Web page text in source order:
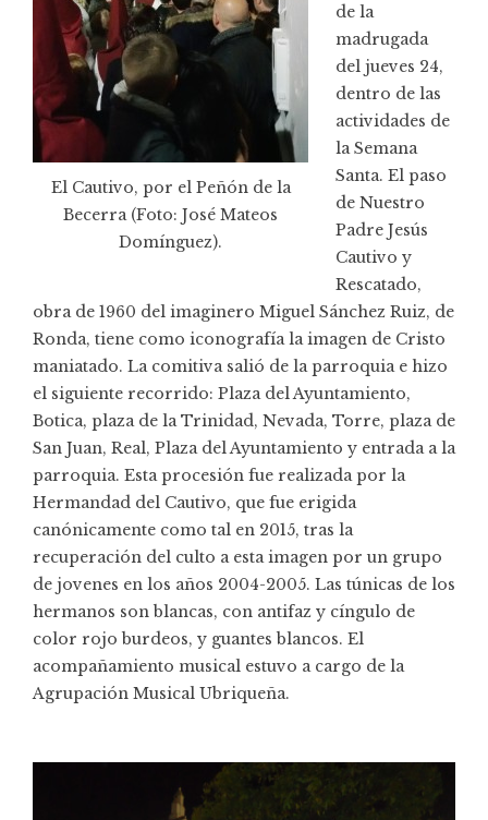
El Cautivo, por el Peñón de la
Becerra (Foto: José Mateos
Domínguez).
de la
madrugada
del jueves 24,
dentro de las
actividades de
la Semana
Santa. El paso
de Nuestro
Padre Jesús
Cautivo y
Rescatado,
obra de 1960 del imaginero Miguel Sánchez Ruiz, de
Ronda, tiene como iconografía la imagen de Cristo
maniatado. La comitiva salió de la parroquia e hizo
el siguiente recorrido: Plaza del Ayuntamiento,
Botica, plaza de la Trinidad, Nevada, Torre, plaza de
San Juan, Real, Plaza del Ayuntamiento y entrada a la
parroquia. Esta procesión fue realizada por la
Hermandad del Cautivo, que fue erigida
canónicamente como tal en 2015, tras la
recuperación del culto a esta imagen por un grupo
de jovenes en los años 2004-2005. Las túnicas de los
hermanos son blancas, con antifaz y cíngulo de
color rojo burdeos, y guantes blancos. El
acompañamiento musical estuvo a cargo de la
Agrupación Musical Ubriqueña.